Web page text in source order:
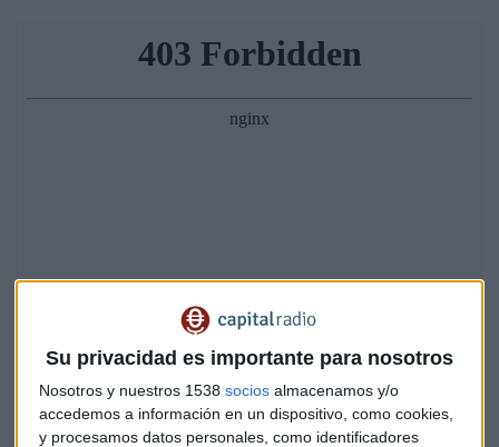
Su privacidad es importante para nosotros
Nosotros y nuestros 1538 socios almacenamos y/o
accedemos a información en un dispositivo, como cookies,
y procesamos datos personales, como identificadores